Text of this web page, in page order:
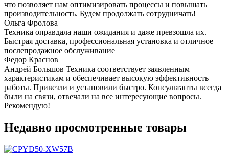
что позволяет нам оптимизировать процессы и повышать
производительность. Будем продолжать сотрудничать!
Ольга Фролова
Техника оправдала наши ожидания и даже превзошла их.
Быстрая доставка, профессиональная установка и отличное
послепродажное обслуживание
Федор Краснов
Андрей Большов Техника соответствует заявленным
характеристикам и обеспечивает высокую эффективность
работы. Привезли и установили быстро. Консультанты всегда
были на связи, отвечали на все интересующие вопросы.
Рекомендую!
Недавно просмотренные товары